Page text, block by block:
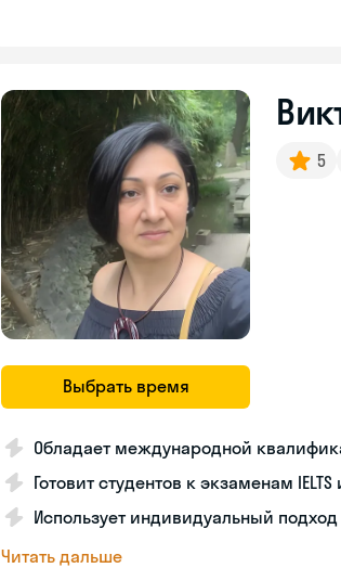
Выбрать время
5
Обладает международной
Готовит студентов к экзаменам IELTS
Использует индивидуальный
Читать дальше